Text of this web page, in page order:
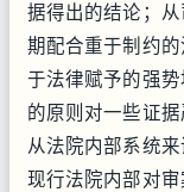
据得出的结论；
期配合重于制约
于法律赋予的强
的原则对一些证
从法院内部系统
现行法院内部对